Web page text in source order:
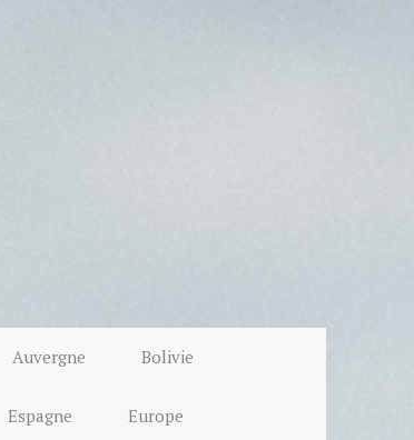
Auvergne Bolivie
Espagne Europe